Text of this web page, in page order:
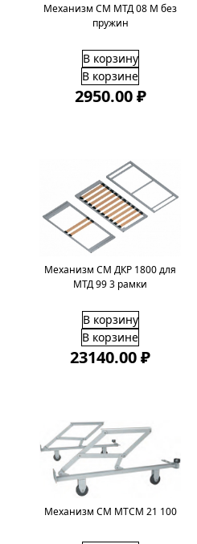
Механизм СМ МТД 08 М без
пружин
В корзину
В корзине
2950.00 ₽
Механизм СМ ДКР 1800 для
МТД 99 3 рамки
В корзину
В корзине
23140.00 ₽
Механизм СМ МТСМ 21 100